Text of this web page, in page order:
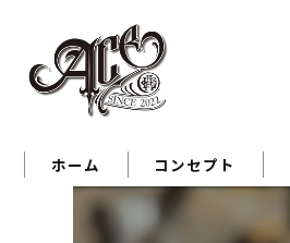
ホーム コンセプト